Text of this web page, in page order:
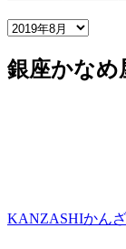
銀座かなめ
KANZASHIかん